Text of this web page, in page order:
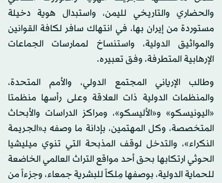
والحضاري والتاريخي لليمن، واستبدال هوية دخيلة
مستوردة من إيران بها، في انتهاك سافر لكافة القوانين
والمواثيق الدولية، واستنساخ لممارسات الجماعات
الإرهابية المتطرفة، وفق تعبيره.
وطالب الإرياني المجتمع الدولي، والأمم المتحدة،
والمنظمات الدولية ذات العلاقة وعلى رأسها منظمتا
«اليونيسكو» و«الأليسكو»، ومراكز الدراسات والأبحاث
المتخصصة، وكل المهتمين، بإدانة ما وصفه بـ«الجريمة
النكراء»، والتدخل لوقف المذبحة التي تنوي ميليشيا
الحوثي ارتكابها بحق أحد مواقع التراث العالمي الخاضعة
للحماية الدولية، بوصفها مِلكاً للبشرية جمعاء، وجزءاً من